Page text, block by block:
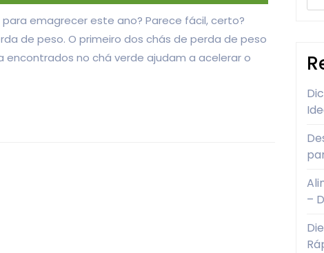
emagrecer este ano? Parece fácil, certo?
de peso. O primeiro dos chás de perda de peso
no chá verde ajudam a acelerar o
–